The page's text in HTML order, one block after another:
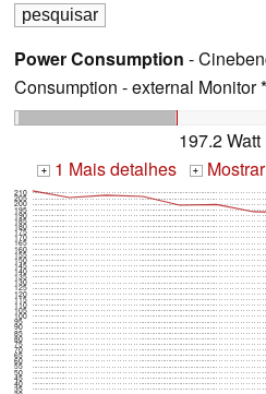
Power Consumption -
Consumption - external Monitor *
197.2 Watt
+ 1 Mais detalhes +
35
40
45
50
55
60
65
70
75
80
85
90
95
100
105
110
115
120
125
130
135
140
145
150
155
160
165
170
175
180
185
190
195
200
205
210